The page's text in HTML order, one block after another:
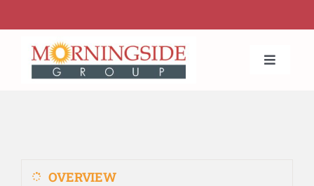
to
content
Toggle
OVERVIEW